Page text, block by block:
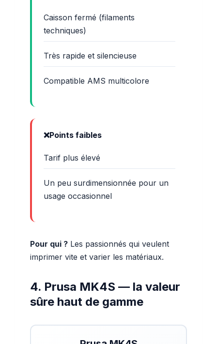
Caisson fermé (filaments
techniques)
Très rapide et silencieuse
Compatible AMS multicolore
Points faibles
Tarif plus élevé
Un peu surdimensionnée pour un
usage occasionnel
Pour qui ? Les passionnés qui veulent
imprimer vite et varier les matériaux.
4. Prusa MK4S — la valeur
sûre haut de gamme